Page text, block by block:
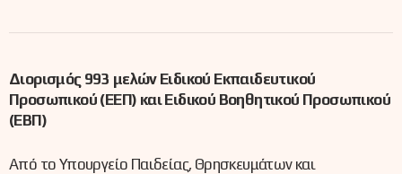
Διορισμός 993 μελών Ειδικού Εκπαιδευτικού
Προσωπικού (ΕΕΠ) και Ειδικού Βοηθητικού Προσωπικού
(ΕΒΠ)
Από το Υπουργείο Παιδείας, Θρησκευμάτων και